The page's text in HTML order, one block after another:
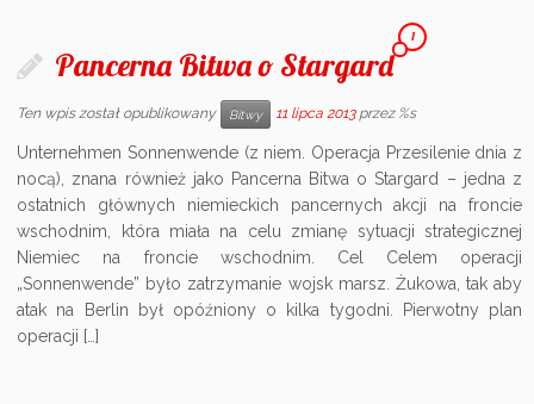
Pancerna Bitwa o Stargard
1
Ten wpis został opublikowany Bitwy 11 lipca 2013 przez %s
Unternehmen Sonnenwende (z niem. Operacja Przesilenie dnia z
nocą), znana również jako Pancerna Bitwa o Stargard – jedna z
ostatnich głównych niemieckich pancernych akcji na froncie
wschodnim, która miała na celu zmianę sytuacji strategicznej
Niemiec na froncie wschodnim. Cel Celem operacji
„Sonnenwende” było zatrzymanie wojsk marsz. Żukowa, tak aby
atak na Berlin był opóźniony o kilka tygodni. Pierwotny plan
operacji […]